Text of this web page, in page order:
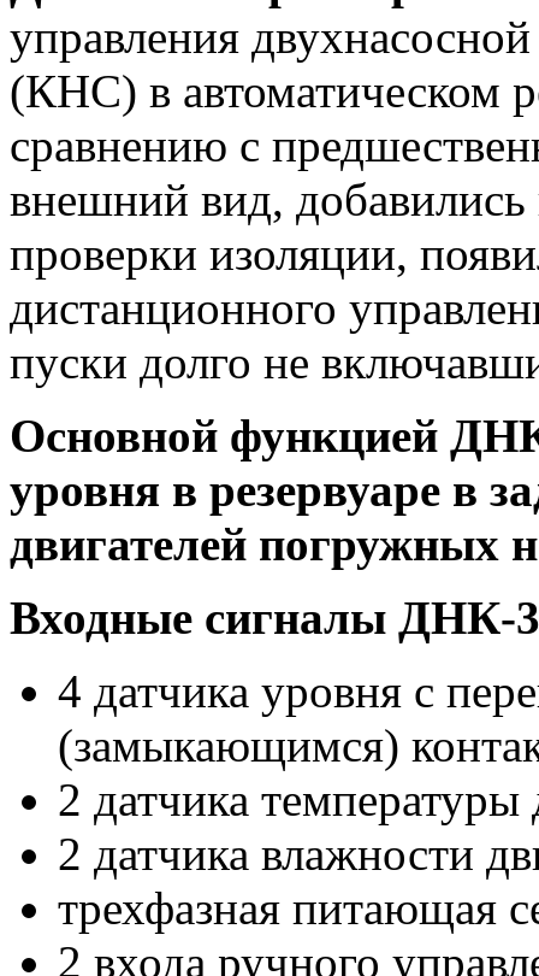
управления
(КНС) в
сравнению с
внешний вид,
проверки изоляции,
дистанционного
пуски долго не
Основной функцией
уровня в резервуаре в
двигателей погружных
Входные сигналы ДНК-
4 датчика уровня с
(замыкающимся)
2 датчика температуры
2 датчика влажности
трехфазная питающая
2 входа ручного